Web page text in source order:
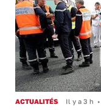
ACTUALITÉS Il y a 3 h •